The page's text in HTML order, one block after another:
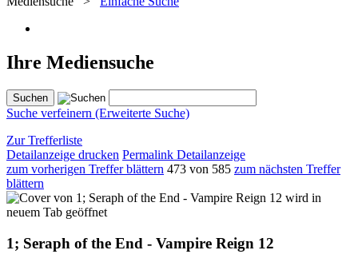
Ihre Mediensuche
Suche verfeinern (Erweiterte Suche)
Zur Trefferliste
Detailanzeige drucken Permalink Detailanzeige
zum vorherigen Treffer blättern 473 von 585 zum nächsten Treffer
blättern
wird in
neuem Tab geöffnet
1; Seraph of the End - Vampire Reign 12